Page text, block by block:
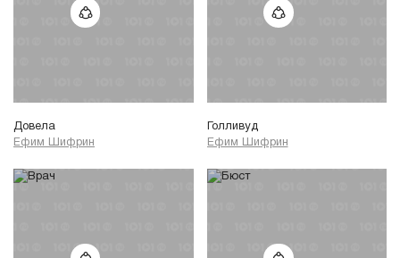
Довела
Ефим Шифрин
Голливуд
Ефим Шифрин